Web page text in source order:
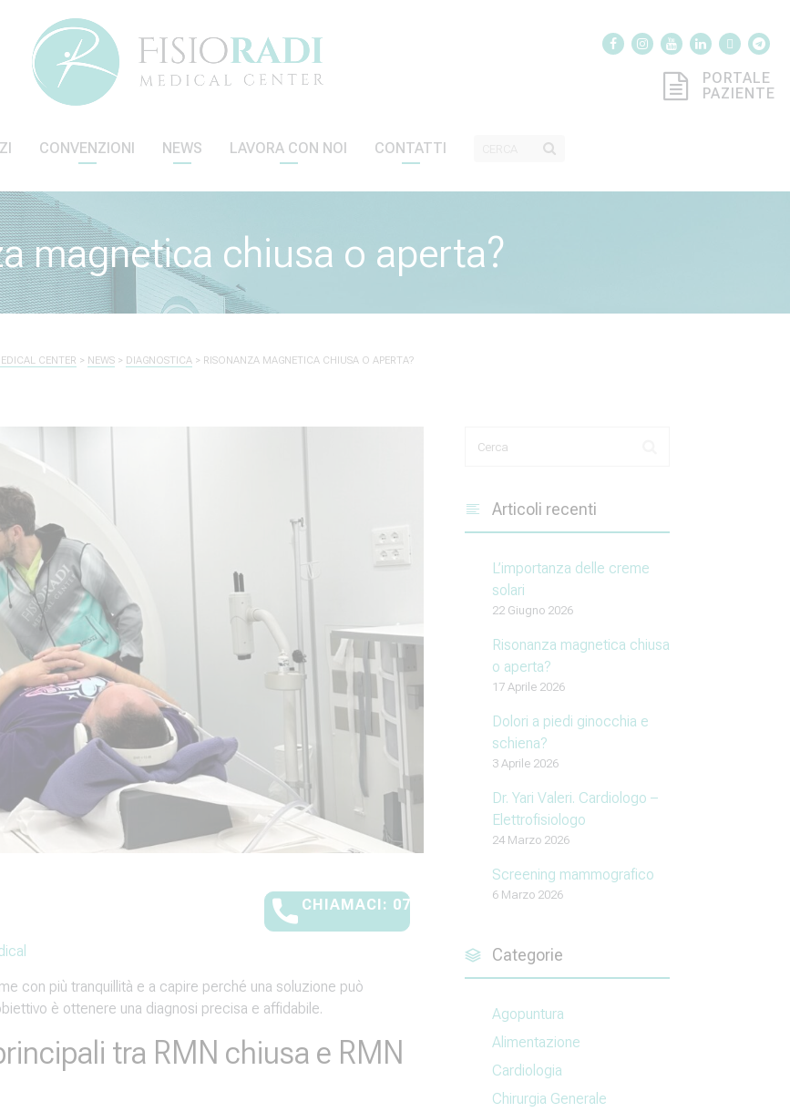
PORTALE
PAZIENTE
CONVENZIONI NEWS LAVORA CON NOI CONTATTI
magnetica chiusa o aperta?
CENTER > NEWS > DIAGNOSTICA > RISONANZA MAGNETICA CHIUSA O APERTA?
CHIAMACI: 0721-33958
con più tranquillità e a capire perché una soluzione può
è ottenere una diagnosi precisa e affidabile.
tra RMN chiusa e RMN
Articoli recenti
L’importanza delle creme
solari
22 Giugno 2026
Risonanza magnetica chiusa
o aperta?
17 Aprile 2026
Dolori a piedi ginocchia e
schiena?
3 Aprile 2026
Dr. Yari Valeri. Cardiologo –
Elettrofisiologo
24 Marzo 2026
Screening mammografico
6 Marzo 2026
Categorie
Agopuntura
Alimentazione
Cardiologia
Chirurgia Generale